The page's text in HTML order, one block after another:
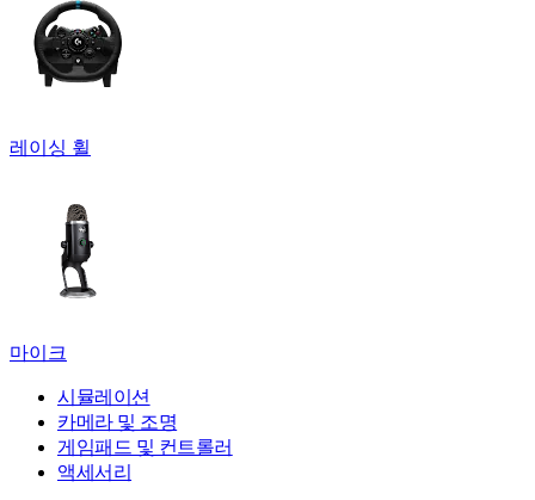
레이싱 휠
마이크
시뮬레이션
카메라 및 조명
게임패드 및 컨트롤러
액세서리